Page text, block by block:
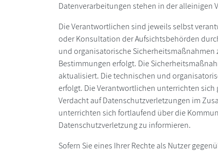
Datenverarbeitungen stehen in der
Die Verantwortlichen sind jeweils selbst
oder Konsultation der Aufsichtsbehörden
und organisatorische
Bestimmungen erfolgt. Die
aktualisiert. Die technischen und
erfolgt. Die Verantwortlichen unterrichten
Verdacht auf Datenschutzverletzungen im
unterrichten sich fortlaufend über die
Datenschutzverletzung zu informieren.
Sofern Sie eines Ihrer Rechte als Nutzer